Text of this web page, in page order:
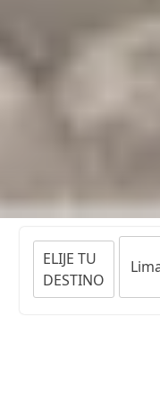
ELIJE TU
DESTINO